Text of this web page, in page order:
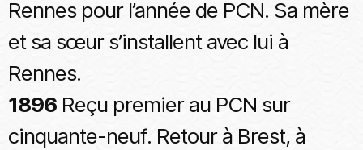
Rennes pour l’année de PCN. Sa mère
et sa sœur s’installent avec lui à
Rennes.
1896 Reçu premier au PCN sur
cinquante-neuf. Retour à Brest, à